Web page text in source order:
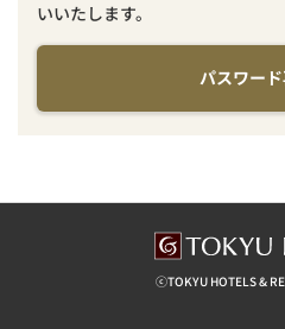
いいたします。
パスワー
ⓒTOKYU HOTELS &